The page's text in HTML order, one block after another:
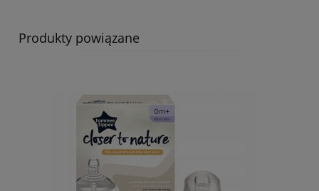
Produkty powiązane